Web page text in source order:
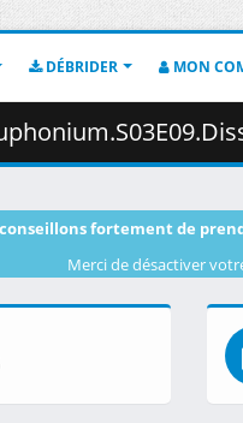
DÉBRIDER MON
fortement de
Merci de désactiver